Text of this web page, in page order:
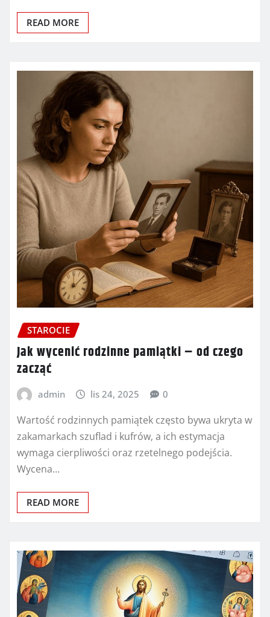
READ MORE
STAROCIE
Jak wycenić rodzinne pamiątki – od czego
zacząć
admin lis 24, 2025 0
Wartość rodzinnych pamiątek często bywa ukryta w
zakamarkach szuflad i kufrów, a ich estymacja
wymaga cierpliwości oraz rzetelnego podejścia.
Wycena…
READ MORE